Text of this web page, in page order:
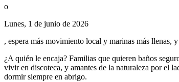
o
Lunes, 1 de junio de 2026
, espera más movimiento local y marinas más llenas,
¿A quién le encaja? Familias que quieren baños
vivir en discoteca, y amantes de la naturaleza por el
dormir siempre en abrigo.